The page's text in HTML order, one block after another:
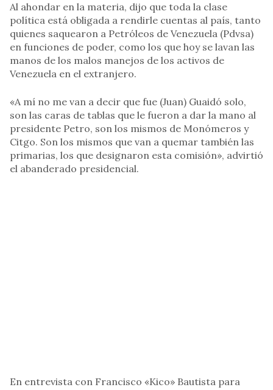
Al ahondar en la materia, dijo que toda la clase
política está obligada a rendirle cuentas al país, tanto
quienes saquearon a Petróleos de Venezuela (Pdvsa)
en funciones de poder, como los que hoy se lavan las
manos de los malos manejos de los activos de
Venezuela en el extranjero.
«A mí no me van a decir que fue (Juan) Guaidó solo,
son las caras de tablas que le fueron a dar la mano al
presidente Petro, son los mismos de Monómeros y
Citgo. Son los mismos que van a quemar también las
primarias, los que designaron esta comisión», advirtió
el abanderado presidencial.
En entrevista con Francisco «Kico» Bautista para